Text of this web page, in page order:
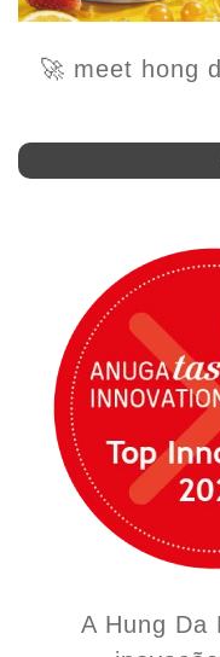
🚀 meet hong
A Hung